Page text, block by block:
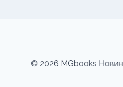
© 2026 MGbooks